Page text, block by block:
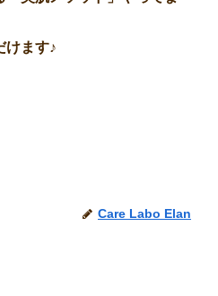
けます♪
Care Labo Elan